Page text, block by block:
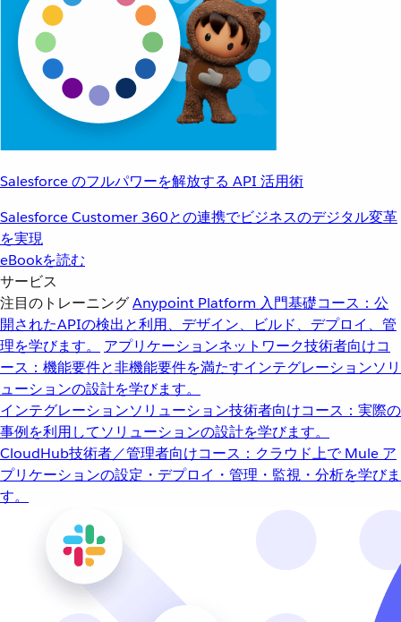
Salesforce のフルパワーを解放する API 活用術
Salesforce Customer 360との連携でビジネスのデジタル変革
を実現
eBookを読む
サービス
注目のトレーニングAnypoint Platform 入門基礎コース：公
開されたAPIの検出と利用、デザイン、ビルド、デプロイ、管
理を学びます。
アプリケーションネットワーク技術者向けコ
ース：機能要件と非機能要件を満たすインテグレーションソリ
ューションの設計を学びます。
インテグレーションソリューション技術者向けコース：実際の
事例を利用してソリューションの設計を学びます。
CloudHub技術者／管理者向けコース：クラウド上で Mule ア
プリケーションの設定・デプロイ・管理・監視・分析を学びま
す。